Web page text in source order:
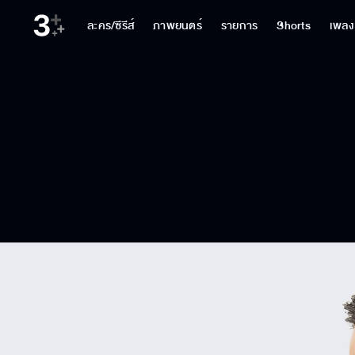
ละคร/ซีรีส์ ภาพยนตร์ รายการ Shorts เพลง